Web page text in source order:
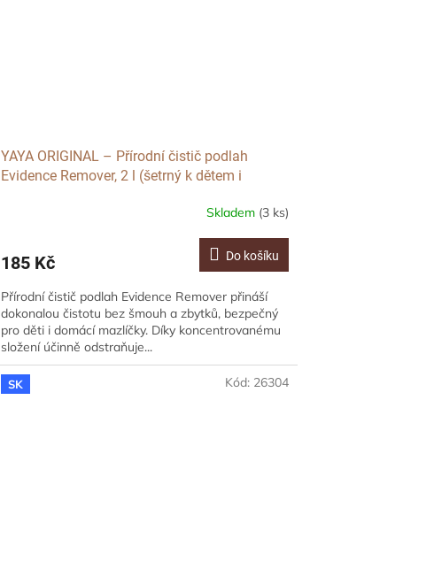
YAYA ORIGINAL – Přírodní čistič podlah
Evidence Remover, 2 l (šetrný k dětem i
Skladem (3 ks)
185 Kč Do košíku
Přírodní čistič podlah Evidence Remover přináší
dokonalou čistotu bez šmouh a zbytků, bezpečný
pro děti i domácí mazlíčky. Díky koncentrovanému
složení účinně odstraňuje...
SK Kód: 26304